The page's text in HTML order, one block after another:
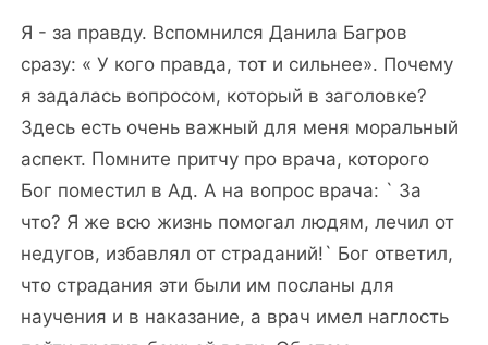
Я - за правду. Вспомнился Данила Багров
сразу: « У кого правда, тот и сильнее». Почему
я задалась вопросом, который в заголовке?
Здесь есть очень важный для меня моральный
аспект. Помните притчу про врача, которого
Бог поместил в Ад. А на вопрос врача: ` За
что? Я же всю жизнь помогал людям, лечил от
недугов, избавлял от страданий!` Бог ответил,
что страдания эти были им посланы для
научения и в наказание, а врач имел наглость